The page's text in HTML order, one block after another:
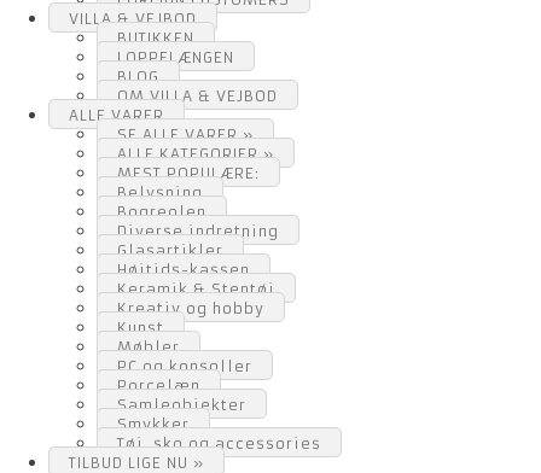
VILLA & VEJBOD
BUTIKKEN
LOPPELÆNGEN
BLOG
OM VILLA & VEJBOD
ALLE VARER
SE ALLE VARER »
ALLE KATEGORIER »
MEST POPULÆRE:
Belysning
Bogreolen
Diverse indretning
Glasartikler
Højtids-kassen
Keramik & Stentøj
Kreativ og hobby
Kunst
Møbler
PC og konsoller
Porcelæn
Samleobjekter
Smykker
Tøj, sko og accessories
TILBUD LIGE NU »